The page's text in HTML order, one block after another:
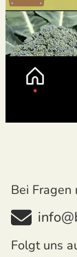
Bei Fragen
Folgt uns